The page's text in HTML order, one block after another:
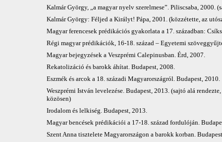
Kalmár György, „a magyar nyelv szerelmese”. Piliscsaba, 2000.
Kalmár György: Féljed a Királyt! Pápa, 2001. (közzétette, az
Magyar ferencesek prédikációs gyakorlata a 17. században:
Régi magyar prédikációk, 16-18. század – Egyetemi
Magyar bejegyzések a Veszprémi Calepinusban. Érd, 2007.
Rekatolizáció és barokk áhítat. Budapest, 2008.
Eszmék és arcok a 18. századi Magyarországról. Budapest, 2010.
Weszprémi István levelezése. Budapest, 2013. (sajtó alá
közösen)
Irodalom és lelkiség. Budapest, 2013.
Magyar bencések prédikációi a 17-18. század fordulóján.
Szent Anna tisztelete Magyarországon a barokk korban.